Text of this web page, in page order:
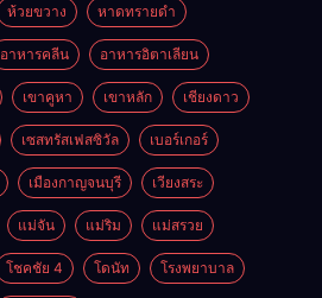
ห้วยขวาง หาดทรายดำ
อาหารคลีน อาหารอิตาเลียน
เขาคูหา เขาหลัก เชียงดาว
เซสทรัสเฟสซิวัล เบอร์เกอร์
เมืองกาญจนบุรี เวียงสระ
แม่จัน แม่ริม แม่สรวย
โชคชัย 4 โดนัท โรงพยาบาล